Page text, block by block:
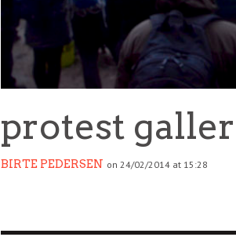
protest
BIRTE PEDERSEN on 24/02/2014 at 15:28